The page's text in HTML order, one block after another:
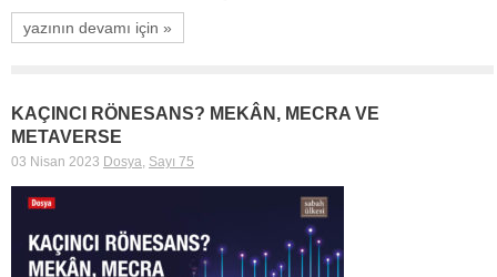
yazının devamı için »
KAÇINCI RÖNESANS? MEKÂN, MECRA VE
METAVERSE
03 Nisan 2023 Dosya, Sayı 75